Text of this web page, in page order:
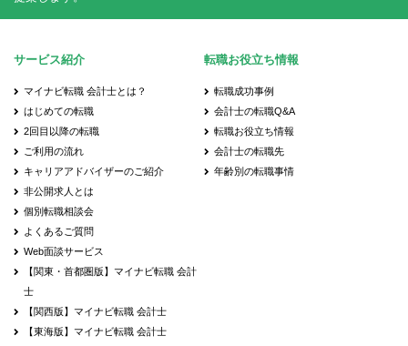
サービス紹介
マイナビ転職 会計士とは？
はじめての転職
2回目以降の転職
ご利用の流れ
キャリアアドバイザーのご紹介
非公開求人とは
個別転職相談会
よくあるご質問
Web面談サービス
【関東・首都圏版】マイナビ転職 会計
士
【関西版】マイナビ転職 会計士
【東海版】マイナビ転職 会計士
転職お役立ち情報
転職成功事例
会計士の転職Q&A
転職お役立ち情報
会計士の転職先
年齢別の転職事情